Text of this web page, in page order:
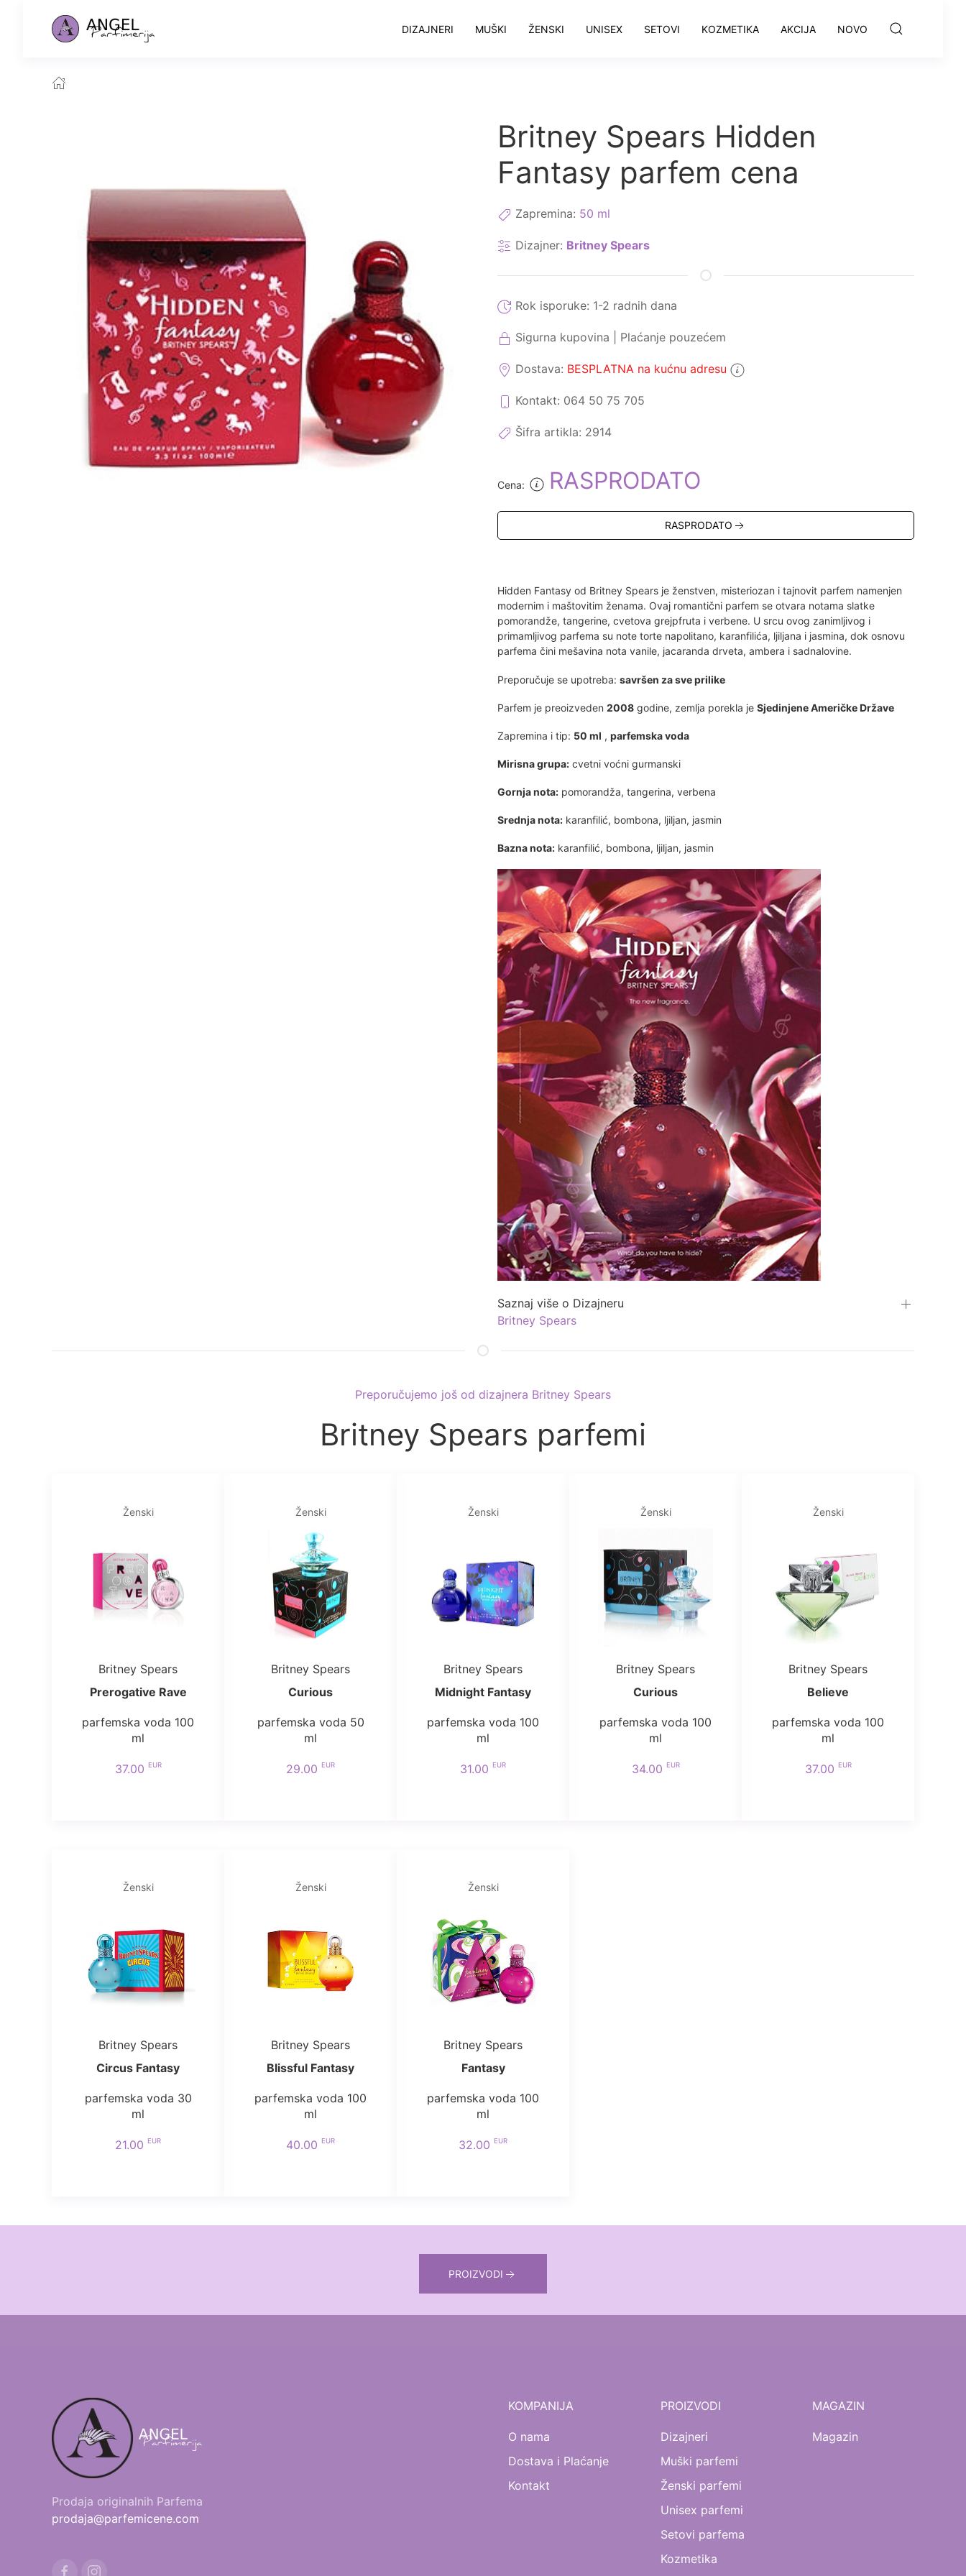
DIZAJNERI MUŠKI ŽENSKI UNISEX SETOVI KOZMETIKA AKCIJA NOVO
Britney Spears Hidden
Fantasy parfem cena
Zapremina: 50 ml
Dizajner: Britney Spears
Rok isporuke: 1-2 radnih dana
Sigurna kupovina | Plaćanje pouzećem
Dostava: BESPLATNA na kućnu adresu
Kontakt: 064 50 75 705
Šifra artikla: 2914
Cena: RASPRODATO
RASPRODATO
Hidden Fantasy od Britney Spears je ženstven, misteriozan i tajnovit parfem namenjen
modernim i maštovitim ženama. Ovaj romantični parfem se otvara notama slatke
pomorandže, tangerine, cvetova grejpfruta i verbene. U srcu ovog zanimljivog i
primamljivog parfema su note torte napolitano, karanfilića, ljiljana i jasmina, dok osnovu
parfema čini mešavina nota vanile, jacaranda drveta, ambera i sadnalovine.
Preporučuje se upotreba: savršen za sve prilike
Parfem je preoizveden 2008 godine, zemlja porekla je Sjedinjene Američke Države
Zapremina i tip: 50 ml , parfemska voda
Mirisna grupa: cvetni voćni gurmanski
Gornja nota: pomorandža, tangerina, verbena
Srednja nota: karanfilić, bombona, ljiljan, jasmin
Bazna nota: karanfilić, bombona, ljiljan, jasmin
Saznaj više o Dizajneru
Britney Spears
Preporučujemo još od dizajnera Britney Spears
Britney Spears parfemi
Ženski
Britney Spears
Prerogative Rave
parfemska voda 100
ml
37.00 EUR
Ženski
Britney Spears
Curious
parfemska voda 50
ml
29.00 EUR
Ženski
Britney Spears
Midnight Fantasy
parfemska voda 100
ml
31.00 EUR
Ženski
Britney Spears
Curious
parfemska voda 100
ml
34.00 EUR
Ženski
Britney Spears
Believe
parfemska voda 100
ml
37.00 EUR
Ženski
Britney Spears
Circus Fantasy
parfemska voda 30
ml
21.00 EUR
Ženski
Britney Spears
Blissful Fantasy
parfemska voda 100
ml
40.00 EUR
Ženski
Britney Spears
Fantasy
parfemska voda 100
ml
32.00 EUR
PROIZVODI
Prodaja originalnih Parfema
prodaja@parfemicene.com
KOMPANIJA
O nama
Dostava i Plaćanje
Kontakt
PROIZVODI
Dizajneri
Muški parfemi
Ženski parfemi
Unisex parfemi
Setovi parfema
Kozmetika
MAGAZIN
Magazin